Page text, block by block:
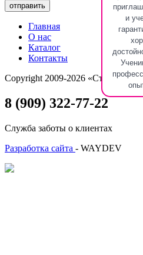
и
отправить
Главная
О нас
Каталог
Контакты
Copyright 2009-2026
8 (909) 322-77-22
Служба заботы о клиентах
Разработка сайта - WAYDEV